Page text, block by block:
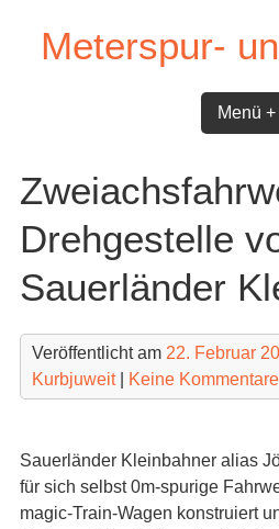
contentMeterspur-
Menü +
Drehgestelle
Sauerländer
Veröffentlicht am 22. Februar
Kurbjuweit| Keine Kommentare
Sauerländer Kleinbahner alias
für sich selbst 0m-spurige
magic-Train-Wagen konstruiert